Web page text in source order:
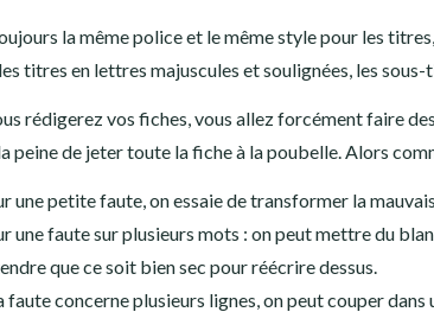
la même police et le même style pour les
titres en lettres majuscules et soulignées, les
rédigerez vos fiches, vous allez forcément faire
la peine de jeter toute la fiche à la poubelle. Alors
une petite faute, on essaie de transformer la
une faute sur plusieurs mots : on peut mettre du
que ce soit bien sec pour réécrire dessus.
faute concerne plusieurs lignes, on peut couper